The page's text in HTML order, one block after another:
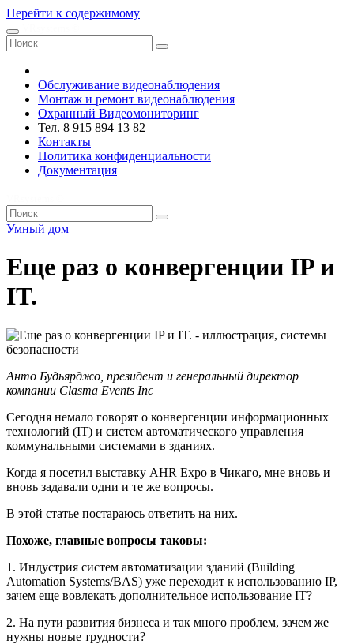
Перейти к содержимому
Обслуживание видеонаблюдения
Монтаж и ремонт видеонаблюдения
Охранный Видеомониторинг
Тел. 8 915 894 13 82
Контакты
Политика конфиденциальности
Документация
Умный дом
Еще раз о конвергенции IP и
IT.
Анто Будьярджо, президент и генеральный директор
компании Clasma Events Inc
Сегодня немало говорят о конвергенции информационных
технологий (IT) и систем автоматического управления
коммунальными системами в зданиях.
Когда я посетил выставку AHR Expo в Чикаго, мне вновь и
вновь задавали одни и те же вопросы.
В этой статье постараюсь ответить на них.
Похоже, главные вопросы таковы:
1. Индустрия систем автоматизации зданий (Building
Automation Systems/BAS) уже переходит к использованию IP,
зачем еще вовлекать дополнительное использование IT?
2. На пути развития бизнеса и так много проблем, зачем же
нужны новые трудности?